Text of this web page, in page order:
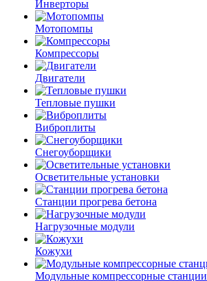
Инверторы
Мотопомпы
Компрессоры
Двигатели
Тепловые пушки
Виброплиты
Снегоуборщики
Осветительные установки
Станции прогрева бетона
Нагрузочные модули
Кожухи
Модульные компрессорные станции